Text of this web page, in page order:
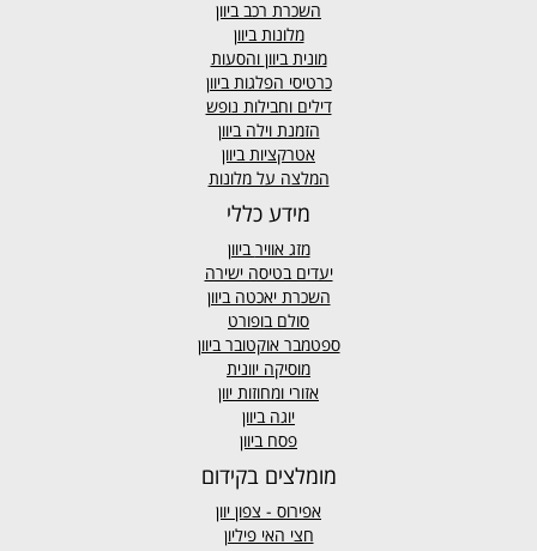
השכרת רכב ביוון
מלונות ביוון
מונית ביוון והסעות
כרטיסי הפלגות ביוון
דילים וחבילות נופש
הזמנת וילה ביוון
אטרקציות ביוון
המלצה על מלונות
מידע כללי
מזג אוויר ביוון
יעדים בטיסה ישירה
השכרת יאכטה ביוון
סולם בופורט
ספטמבר אוקטובר ביוון
מוסיקה יוונית
אזורי ומחוזות יוון
יוגה ביוון
פסח ביוון
מומלצים בקידום
אפירוס - צפון יוון
חצי האי פיליון